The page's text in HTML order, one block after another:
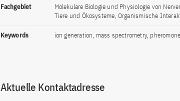
Fachgebiet
Molekulare Biologie und Physiologie von
Tiere und Ökosysteme, Organismische
Keywords ion generation, mass spectrometry,
Aktuelle Kontaktadresse